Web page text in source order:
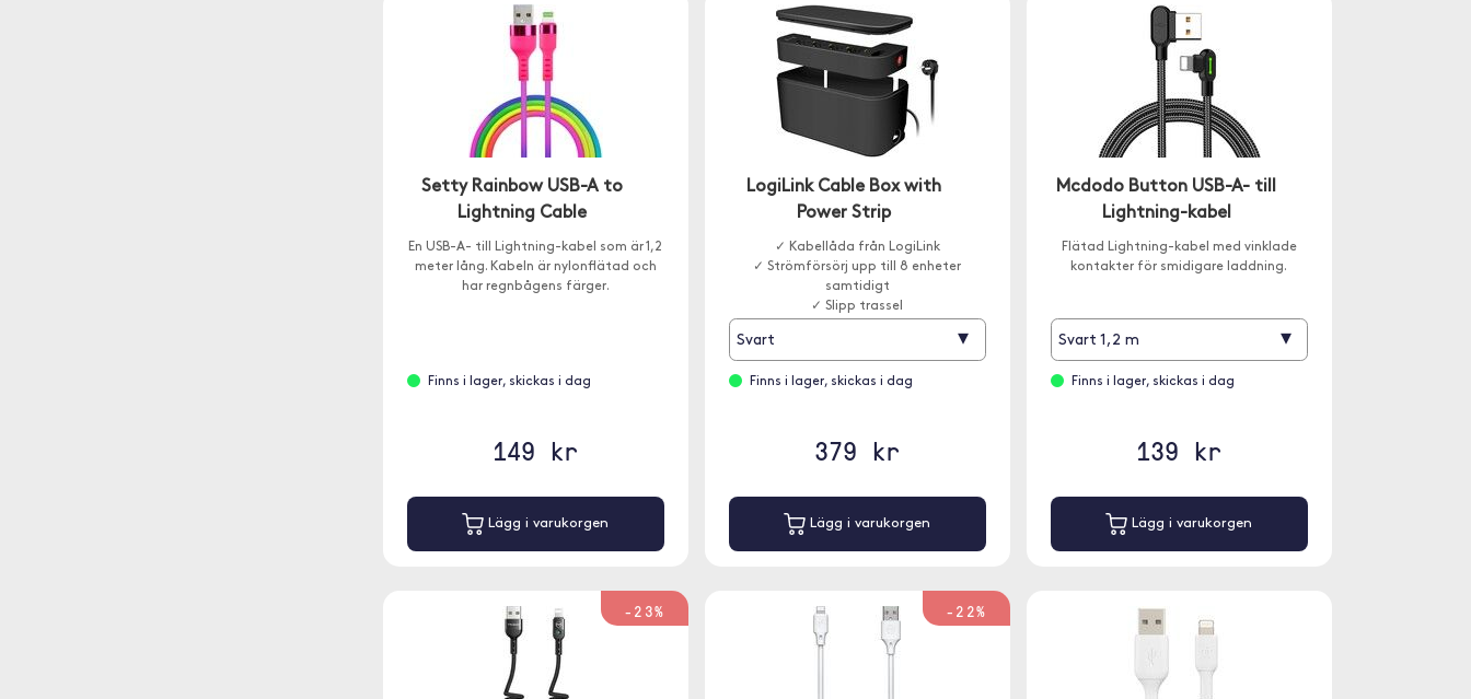
Setty Rainbow USB-A to
Lightning Cable
En USB-A- till Lightning-kabel som är 1,2
meter lång. Kabeln är nylonflätad och
har regnbågens färger.
Finns i lager, skickas i dag
149 kr
Lägg i varukorgen
LogiLink Cable Box with
Power Strip
✓ Kabellåda från LogiLink
✓ Strömförsörj upp till 8 enheter
samtidigt
✓ Slipp trassel
Svart ▾
Finns i lager, skickas i dag
379 kr
Lägg i varukorgen
Mcdodo Button USB-A- till
Lightning-kabel
Flätad Lightning-kabel med vinklade
kontakter för smidigare laddning.
Svart 1,2 m ▾
Finns i lager, skickas i dag
139 kr
Lägg i varukorgen
-23% -22%